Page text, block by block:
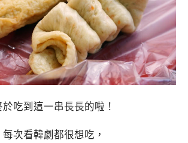
於吃到這一串長長的啦！
每次看韓劇都很想吃，